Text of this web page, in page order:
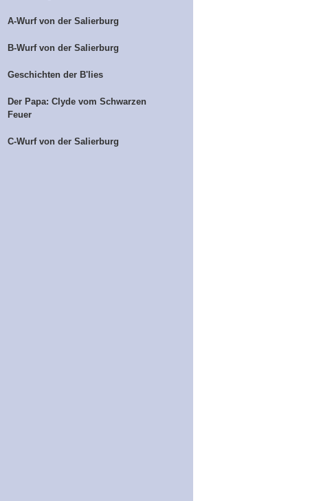
A-Wurf von der Salierburg
B-Wurf von der Salierburg
Geschichten der B'lies
Der Papa: Clyde vom Schwarzen
Feuer
C-Wurf von der Salierburg